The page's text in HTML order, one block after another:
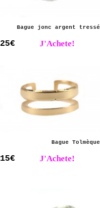
Bague jonc argent tressé
25€ J'Achete!
Bague Tolmèque
15€ J'Achete!